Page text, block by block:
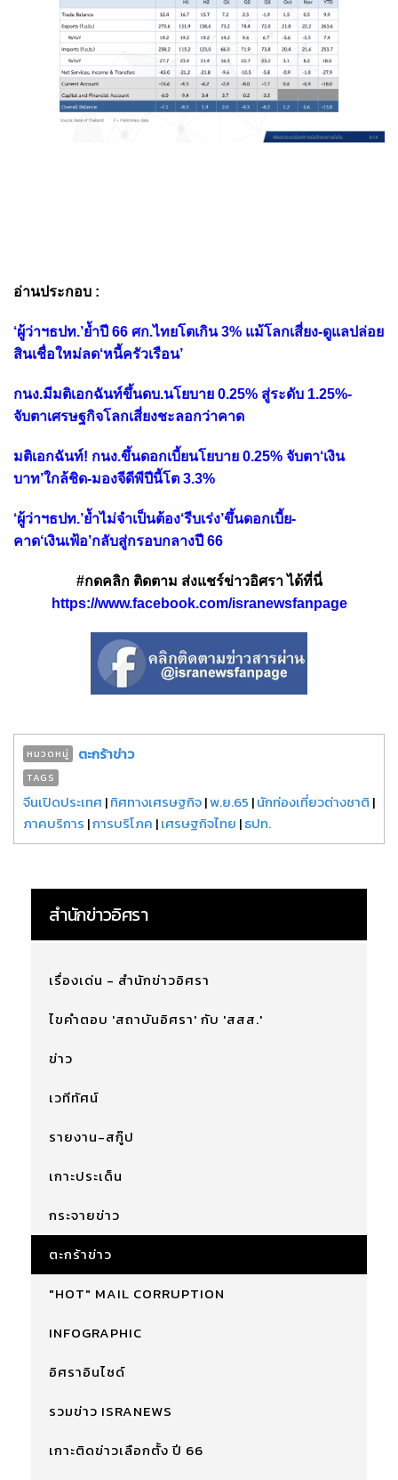
อ่านประกอบ :
‘ผู้ว่าฯธปท.’ย้ำปี 66 ศก.ไทยโตเกิน 3% แม้โลกเสี่ยง-ดูแลปล่อย
สินเชื่อใหม่ลด‘หนี้ครัวเรือน’
กนง.มีมติเอกฉันท์ขึ้นดบ.นโยบาย 0.25% สู่ระดับ 1.25%-
จับตาเศรษฐกิจโลกเสี่ยงชะลอกว่าคาด
มติเอกฉันท์! กนง.ขึ้นดอกเบี้ยนโยบาย 0.25% จับตา‘เงิน
บาท’ใกล้ชิด-มองจีดีพีปีนี้โต 3.3%
‘ผู้ว่าฯธปท.’ย้ำไม่จำเป็นต้อง‘รีบเร่ง’ขึ้นดอกเบี้ย-
คาด‘เงินเฟ้อ’กลับสู่กรอบกลางปี 66
#กดคลิก ติดตาม ส่งแชร์ข่าวอิศรา ได้ที่นี่
https://www.facebook.com/isranewsfanpage
หมวดหมู่ ตะกร้าข่าว
TAGS
จีนเปิดประเทศ |ทิศทางเศรษฐกิจ|พ.ย.65 |นักท่องเที่ยวต่างชาติ |
ภาคบริการ |การบริโภค |เศรษฐกิจไทย |ธปท.
สำนักข่าวอิศรา
เรื่องเด่น - สำนักข่าวอิศรา
ไขคำตอบ 'สถาบันอิศรา' กับ 'สสส.'
ข่าว
เวทีทัศน์
รายงาน-สกู๊ป
เกาะประเด็น
กระจายข่าว
ตะกร้าข่าว
"HOT" MAIL CORRUPTION
INFOGRAPHIC
อิศราอินไซด์
รวมข่าว ISRANEWS
เกาะติดข่าวเลือกตั้ง ปี 66